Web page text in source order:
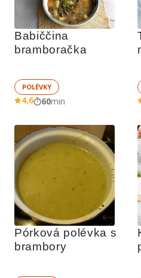
Babiččina
bramboračka
POLÉVKY
4,6 60min
Pórková polévka s
brambory